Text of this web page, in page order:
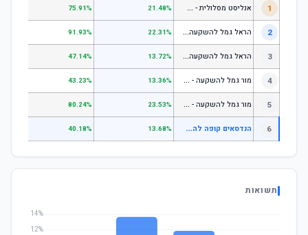
1 א
נליסט מסלולית - קופת גמל להשקעה מניות 21.48%
75.91%
2 ה
ראל גמל להשקעה מניות 22.31%
91.93%
3 ה
ראל גמל להשקעה כללי 13.72%
47.14%
4 מ
ור גמל להשקעה - כללי 13.36%
43.23%
5 מ
ור גמל להשקעה - מניות 23.53%
80.24%
6 ה
נדסאים קופה להשקעה - מסלול כללי 13.68%
40.18%
תשואות